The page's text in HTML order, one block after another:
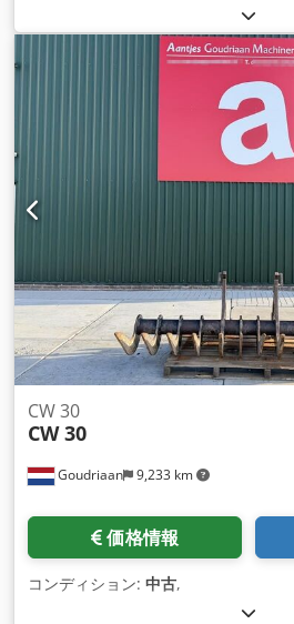
Goudriaan 9,233 km
CW 30
CW 30
価格情報
コンディション: 中古,